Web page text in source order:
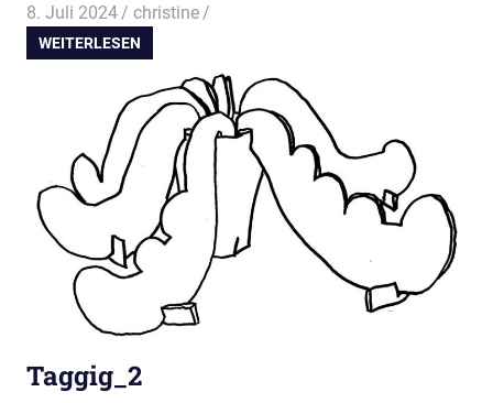
8. Juli 2024 christine
WEITERLESEN
Taggig_2